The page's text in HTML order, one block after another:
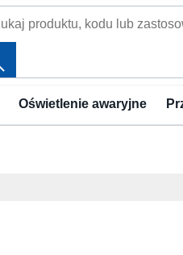
Oświetlenie awaryjne